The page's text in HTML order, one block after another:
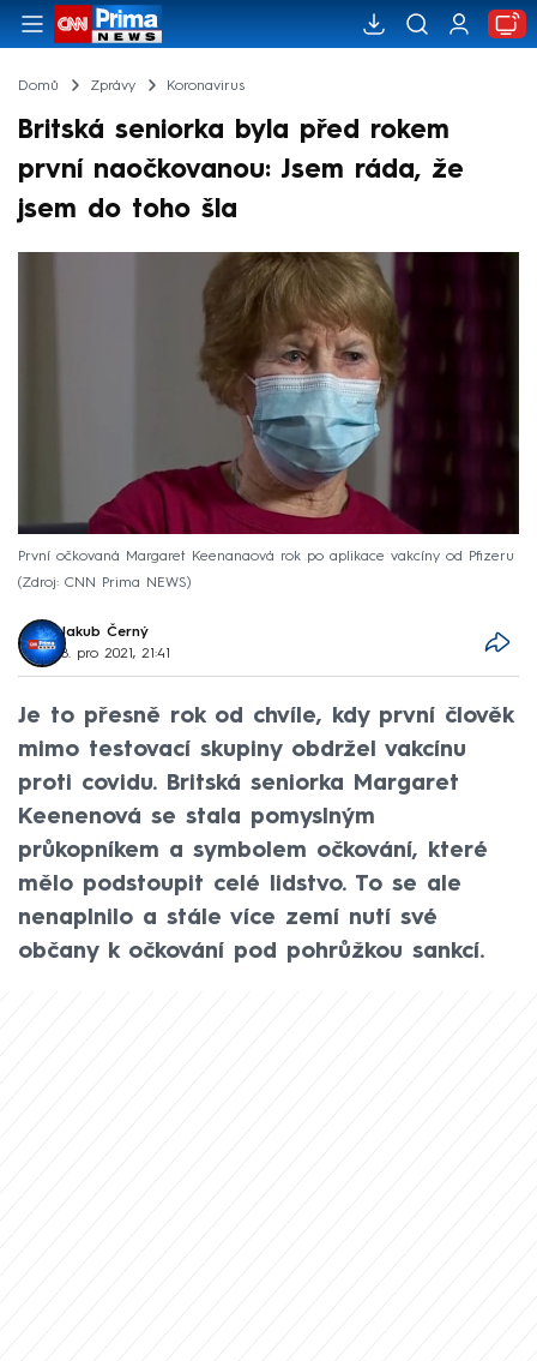
Domů Zprávy Koronavirus
Britská seniorka byla před rokem
první naočkovanou: Jsem ráda, že
jsem do toho šla
První očkovaná Margaret Keenanaová rok po aplikace vakcíny od Pfizeru
Zdroj: CNN Prima NEWS
Jakub Černý
8. pro 2021, 21:41
Je to přesně rok od chvíle, kdy první člověk
mimo testovací skupiny obdržel vakcínu
proti covidu. Britská seniorka Margaret
Keenenová se stala pomyslným
průkopníkem a symbolem očkování, které
mělo podstoupit celé lidstvo. To se ale
nenaplnilo a stále více zemí nutí své
občany k očkování pod pohrůžkou sankcí.